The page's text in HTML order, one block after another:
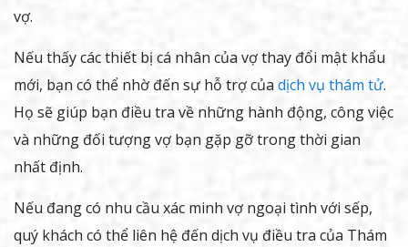
vợ.
Nếu thấy các thiết bị cá nhân của vợ thay đổi mật khẩu
mới, bạn có thể nhờ đến sự hỗ trợ của dịch vụ thám tử.
Họ sẽ giúp bạn điều tra về những hành động, công việc
và những đối tượng vợ bạn gặp gỡ trong thời gian
nhất định.
Nếu đang có nhu cầu xác minh vợ ngoại tình với sếp,
quý khách có thể liên hệ đến dịch vụ điều tra của Thám